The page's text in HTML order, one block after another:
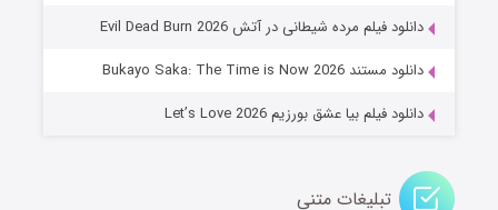
دانلود فیلم مرده شیطانی در آتش Evil Dead Burn 2026
دانلود مستند Bukayo Saka: The Time is Now 2026
دانلود فیلم بیا عشق بورزیم Let’s Love 2026
تبلیغات متنی